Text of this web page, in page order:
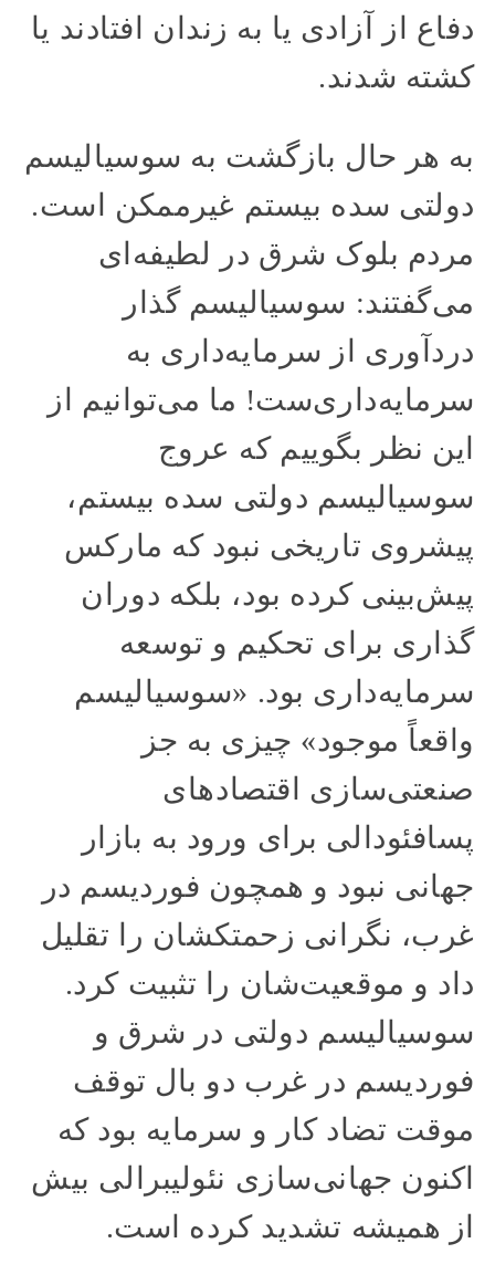
دفاع از آزادی یا به زندان افتادند یا
کشته شدند.
به هر حال بازگشت به سوسیالیسم
دولتی سده بیستم غیرممکن است.
مردم بلوک شرق در لطیفه‌ای
می‌گفتند: سوسیالیسم گذار
دردآوری از سرمایه‌داری به
سرمایه‌داری‌ست! ما می‌توانیم از
این نظر بگوییم که عروج
سوسیالیسم دولتی سده بیستم،
پیشروی تاریخی نبود که مارکس
پیش‌بینی کرده بود، بلکه دوران
گذاری برای تحکیم و توسعه
سرمایه‌داری بود. «سوسیالیسم
واقعاً موجود» چیزی به جز
صنعتی‌سازی اقتصادهای
پسافئودالی برای ورود به بازار
جهانی نبود و همچون فوردیسم در
غرب، نگرانی زحمتکشان را تقلیل
داد و موقعیت‌شان را تثبیت کرد.
سوسیالیسم دولتی در شرق و
فوردیسم در غرب دو بال توقف
موقت تضاد کار و سرمایه بود که
اکنون جهانی‌سازی نئولیبرالی بیش
از همیشه تشدید کرده است.